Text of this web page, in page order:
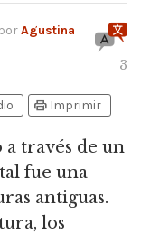
Agustina
3
print Imprimir
a través de un
fue una
antiguas.
los